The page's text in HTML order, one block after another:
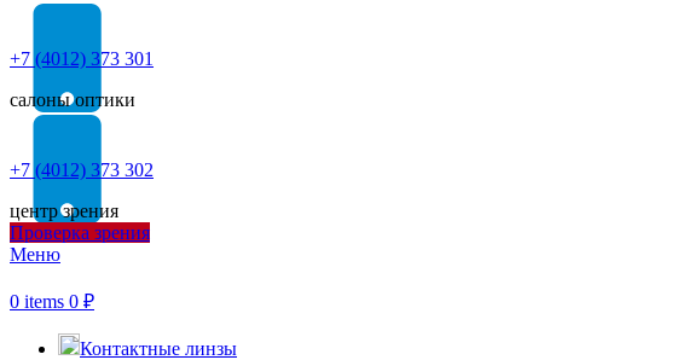
+7 (4012) 373 301
салоны оптики
+7 (4012) 373 302
центр зрения
Проверка зрения
Меню
0 items 0 ₽
Контактные линзы